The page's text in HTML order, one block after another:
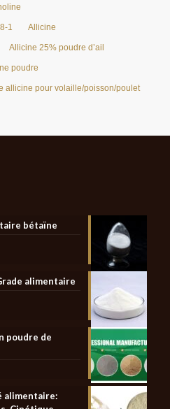
1 Allicine
Allicine 25% poudre d’ail
poudre
allicine pour volaille/poisson/poulet
bétaïne
alimentaire
poudre de
alimentaire: